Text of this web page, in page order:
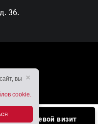
36.
Гостевой визит
×
вы
cookie.